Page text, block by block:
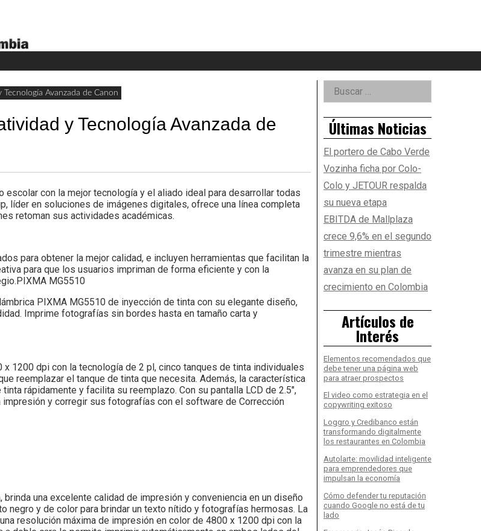
Widget
Tecnología Avanzada de Canon
y Tecnología Avanzada de
escolar con la mejor tecnología y el aliado ideal para desarrollar todas
líder en soluciones de imágenes digitales, ofrece una línea completa
retoman sus actividades académicas.
para obtener la mejor calidad, e incluyen herramientas que facilitan la
para que los usuarios impriman de forma eficiente y con la
MG5510
PIXMA MG5510 de inyección de tinta con su elegante diseño,
Imprime fotografías sin bordes hasta en tamaño carta y
1200 dpi con la tecnología de 2 pl, cinco tanques de tinta individuales
reemplazar el tanque de tinta que necesita. Además, la característica
rápidamente y facilita su reemplazo. Con su pantalla LCD de 2.5",
y corregir sus fotografías con el software de Corrección
una excelente calidad de impresión y conveniencia en un diseño
negro y de color para brindar un texto nítido y fotografías hermosas. La
resolución máxima de impresión en color de 4800 x 1200 dpi con la
Right
Asides
Buscar:
Últimas Noticias
El portero de Cabo Verde
Vozinha ficha por Colo-
Colo y JETOUR respalda
su nueva etapa
EBITDA de Mallplaza
crece 9,6% en el segundo
trimestre mientras
avanza en su plan de
crecimiento en Colombia
Artículos de
Interés
Elementos recomendados que
debe tener una página web
para atraer prospectos
El video como estrategia en el
copywriting exitoso
Loggro y Credibanco están
transformando digitalmente
los restaurantes en Colombia
Autolarte: movilidad inteligente
para emprendedores que
impulsan la economía
Cómo defender tu reputación
cuando Google no está de tu
lado